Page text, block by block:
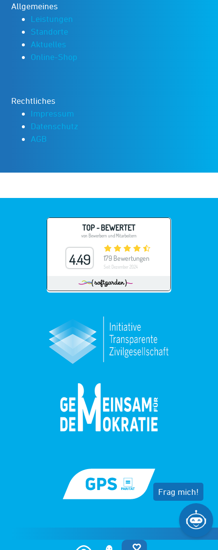
Allgemeines
Leistungen
Standorte
Aktuelles
Online-Shop
Rechtliches
Impressum
Datenschutz
AGB